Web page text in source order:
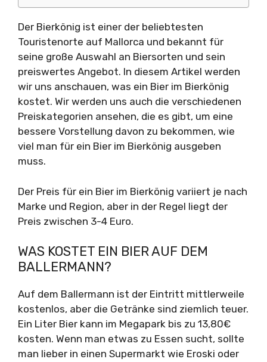
Der Bierkönig ist einer der beliebtesten
Touristenorte auf Mallorca und bekannt für
seine große Auswahl an Biersorten und sein
preiswertes Angebot. In diesem Artikel werden
wir uns anschauen, was ein Bier im Bierkönig
kostet. Wir werden uns auch die verschiedenen
Preiskategorien ansehen, die es gibt, um eine
bessere Vorstellung davon zu bekommen, wie
viel man für ein Bier im Bierkönig ausgeben
muss.
Der Preis für ein Bier im Bierkönig variiert je nach
Marke und Region, aber in der Regel liegt der
Preis zwischen 3-4 Euro.
WAS KOSTET EIN BIER AUF DEM
BALLERMANN?
Auf dem Ballermann ist der Eintritt mittlerweile
kostenlos, aber die Getränke sind ziemlich teuer.
Ein Liter Bier kann im Megapark bis zu 13,80€
kosten. Wenn man etwas zu Essen sucht, sollte
man lieber in einen Supermarkt wie Eroski oder